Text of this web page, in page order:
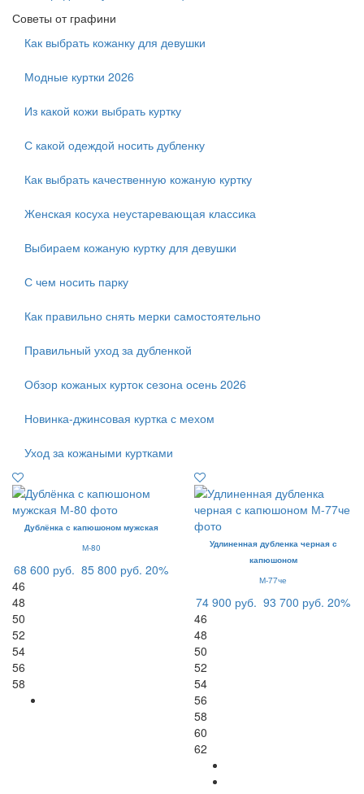
Советы от графини
Как выбрать кожанку для девушки
Модные куртки 2026
Из какой кожи выбрать куртку
С какой одеждой носить дубленку
Как выбрать качественную кожаную куртку
Женская косуха неустаревающая классика
Выбираем кожаную куртку для девушки
С чем носить парку
Как правильно снять мерки самостоятельно
Правильный уход за дубленкой
Обзор кожаных курток сезона осень 2026
Новинка-джинсовая куртка с мехом
Уход за кожаными куртками
Дублёнка с капюшоном мужская
М-80
68 600 руб. 85 800 руб. 20%
46
48
50
52
54
56
58
Удлиненная дубленка черная с
капюшоном
М-77че
74 900 руб. 93 700 руб. 20%
46
48
50
52
54
56
58
60
62